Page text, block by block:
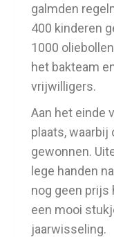
galmden
400 kinderen
1000
het bakteam
vrijwilligers.
Aan het einde
plaats,
gewonnen.
lege handen
nog geen prijs
een mooi
jaarwisseling.